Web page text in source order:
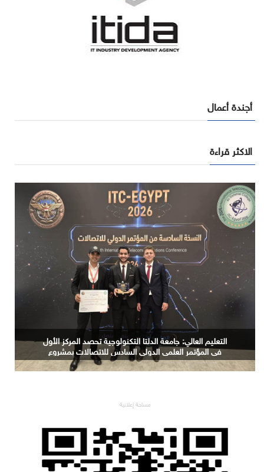
أجندة أعمال
الاكثر قراءة
حجم سوق الذكاء الاصطناعي العالمي سيرتفع من 189 مليار
دولار في 2023 إلى 4.8 تريليونات دولار بحلول 2033
مساحة إعلانية